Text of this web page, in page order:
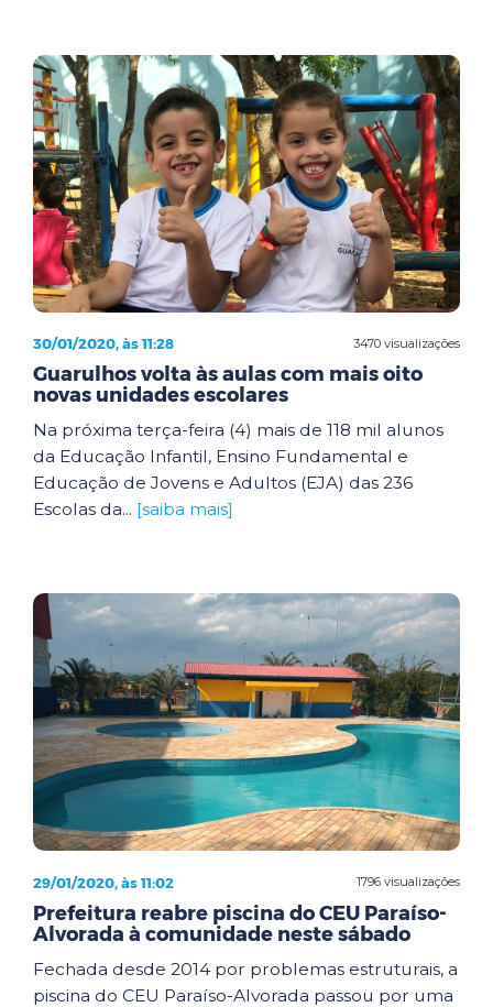
3470 visualizações
30/01/2020, às 11:28
Guarulhos volta às aulas com mais oito
novas unidades escolares
Na próxima terça-feira (4) mais de 118 mil alunos
da Educação Infantil, Ensino Fundamental e
Educação de Jovens e Adultos (EJA) das 236
Escolas da... [saiba mais]
1796 visualizações
29/01/2020, às 11:02
Prefeitura reabre piscina do CEU Paraíso-
Alvorada à comunidade neste sábado
Fechada desde 2014 por problemas estruturais, a
piscina do CEU Paraíso-Alvorada passou por uma